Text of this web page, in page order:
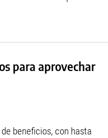
para aprovechar
beneficios, con hasta